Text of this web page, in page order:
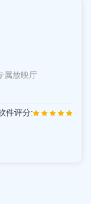
属放映厅
件评分: